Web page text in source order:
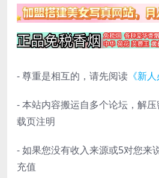
- 尊重是相互的，请先阅读 《新
- 本站内容搬运自多个论坛，解
载页注明
- 如果您没有收入来源或5对您来
充值